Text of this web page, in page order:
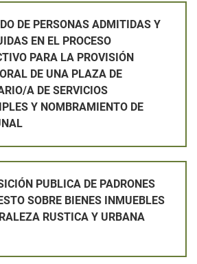
DE PERSONAS ADMITIDAS Y
EN EL PROCESO
PARA LA PROVISIÓN
DE UNA PLAZA DE
A DE SERVICIOS
Y NOMBRAMIENTO DE
PUBLICA DE PADRONES
SOBRE BIENES INMUEBLES
RUSTICA Y URBANA